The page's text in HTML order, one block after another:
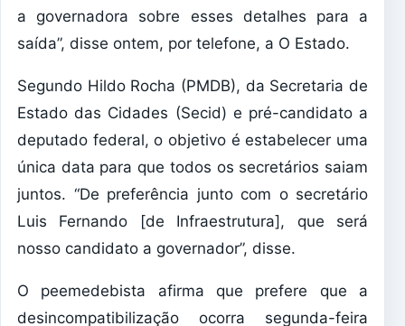
a governadora sobre esses detalhes para a
saída”, disse ontem, por telefone, a O Estado.
Segundo Hildo Rocha (PMDB), da Secretaria de
Estado das Cidades (Secid) e pré-candidato a
deputado federal, o objetivo é estabelecer uma
única data para que todos os secretários saiam
juntos. “De preferência junto com o secretário
Luis Fernando [de Infraestrutura], que será
nosso candidato a governador”, disse.
O peemedebista afirma que prefere que a
desincompatibilização ocorra segunda-feira